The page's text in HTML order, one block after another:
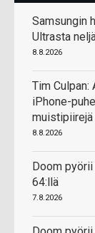
Samsungin
Ultrasta
8.8.2026
Tim
iPhone-
muistipiirejä
8.8.2026
Doom
64:llä
7.8.2026